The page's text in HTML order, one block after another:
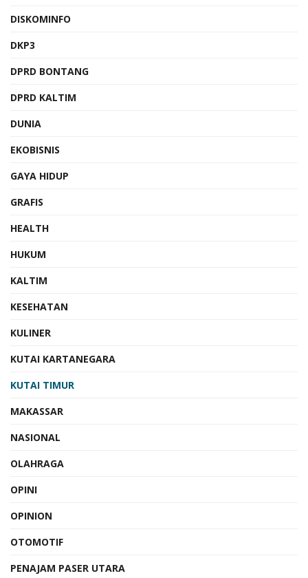
DISKOMINFO
DKP3
DPRD BONTANG
DPRD KALTIM
DUNIA
EKOBISNIS
GAYA HIDUP
GRAFIS
HEALTH
HUKUM
KALTIM
KESEHATAN
KULINER
KUTAI KARTANEGARA
KUTAI TIMUR
MAKASSAR
NASIONAL
OLAHRAGA
OPINI
OPINION
OTOMOTIF
PENAJAM PASER UTARA